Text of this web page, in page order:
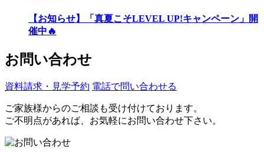
【お知らせ】「真夏こそLEVEL UP!キャンペーン」開
催中🔥
お問い合わせ
資料請求・見学予約 電話で問い合わせる
ご家族様からのご相談も受け付けております。
ご不明点があれば、お気軽にお問い合わせ下さい。